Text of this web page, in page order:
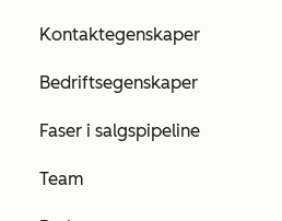
Kontaktegenskaper
Bedriftsegenskaper
Faser i salgspipeline
Team